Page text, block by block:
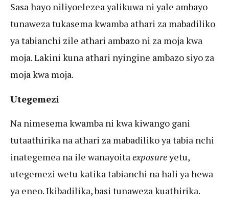
Sasa hayo niliyoelezea yalikuwa ni yale ambayo
tunaweza tukasema kwamba athari za mabadiliko
ya tabianchi zile athari ambazo ni za moja kwa
moja. Lakini kuna athari nyingine ambazo siyo za
moja kwa moja.
Utegemezi
Na nimesema kwamba ni kwa kiwango gani
tutaathirika na athari za mabadiliko ya tabia nchi
inategemea na ile wanayoitaexposureyetu,
utegemezi wetu katika tabianchi na hali ya hewa
ya eneo. Ikibadilika, basi tunaweza kuathirika.